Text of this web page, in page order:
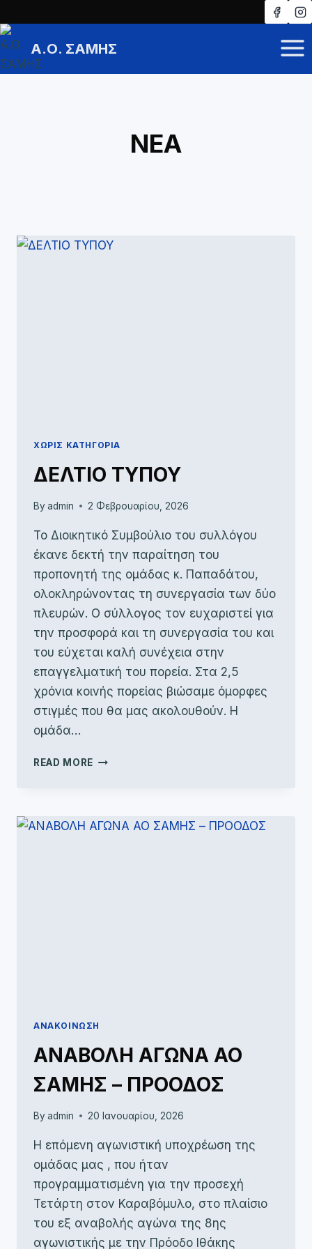
to
contentΑ.Ο. ΣΑΜΗΣ
ΝΕΑ
ΧΩΡΊΣ ΚΑΤΗΓΟΡΊΑ
ΔΕΛΤΙΟ ΤΥΠΟΥ
By admin 2 Φεβρουαρίου, 2026
Το Διοικητικό Συμβούλιο του συλλόγου
έκανε δεκτή την παραίτηση του
προπονητή της ομάδας κ. Παπαδάτου,
ολοκληρώνοντας τη συνεργασία των δύο
πλευρών. Ο σύλλογος τον ευχαριστεί για
την προσφορά και τη συνεργασία του και
του εύχεται καλή συνέχεια στην
επαγγελματική του πορεία. Στα 2,5
χρόνια κοινής πορείας βιώσαμε όμορφες
στιγμές που θα μας ακολουθούν. Η
ομάδα…
READ MORE ΔΕΛΤΙΟ
ΑΝΑΚΟΊΝΩΣΗ
ΑΝΑΒΟΛΗ ΑΓΩΝΑ ΑΟ
ΣΑΜΗΣ – ΠΡΟΟΔΟΣ
By admin 20 Ιανουαρίου, 2026
Η επόμενη αγωνιστική υποχρέωση της
ομάδας μας , που ήταν
προγραμματισμένη για την προσεχή
Τετάρτη στον Καραβόμυλο, στο πλαίσιο
του εξ αναβολής αγώνα της 8ης
αγωνιστικής με την Πρόοδο Ιθάκης